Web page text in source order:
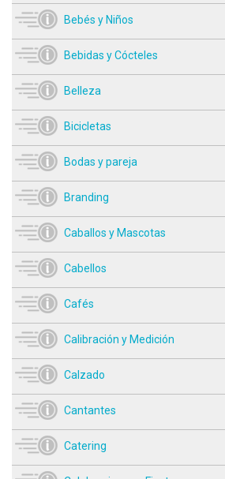
Bebés y Niños
Bebidas y Cócteles
Belleza
Bicicletas
Bodas y pareja
Branding
Caballos y Mascotas
Cabellos
Cafés
Calibración y Medición
Calzado
Cantantes
Catering